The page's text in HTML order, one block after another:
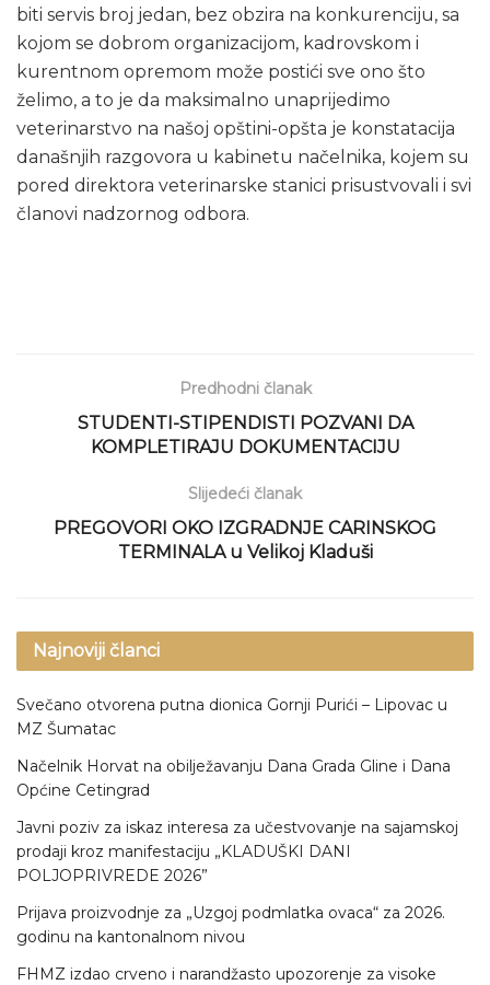
biti servis broj jedan, bez obzira na konkurenciju, sa
kojom se dobrom organizacijom, kadrovskom i
kurentnom opremom može postići sve ono što
želimo, a to je da maksimalno unaprijedimo
veterinarstvo na našoj opštini-opšta je konstatacija
današnjih razgovora u kabinetu načelnika, kojem su
pored direktora veterinarske stanici prisustvovali i svi
članovi nadzornog odbora.
Predhodni članak
STUDENTI-STIPENDISTI POZVANI DA
KOMPLETIRAJU DOKUMENTACIJU
Slijedeći članak
PREGOVORI OKO IZGRADNJE CARINSKOG
TERMINALA u Velikoj Kladuši
Najnoviji članci
Svečano otvorena putna dionica Gornji Purići – Lipovac u
MZ Šumatac
Načelnik Horvat na obilježavanju Dana Grada Gline i Dana
Općine Cetingrad
Javni poziv za iskaz interesa za učestvovanje na sajamskoj
prodaji kroz manifestaciju „KLADUŠKI DANI
POLJOPRIVREDE 2026”
Prijava proizvodnje za „Uzgoj podmlatka ovaca“ za 2026.
godinu na kantonalnom nivou
FHMZ izdao crveno i narandžasto upozorenje za visoke